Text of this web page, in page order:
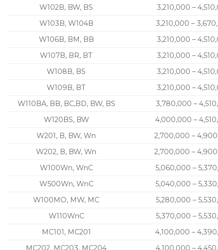
W102B, BW, BS
3,210,000 –
W103B, W104B
3,210,000 –
W106B, BM, BB
3,210,000 –
W107B, BR, BT
3,210,000 –
W108B, BS
3,210,000 –
W109B, BT
3,210,000 –
W110BA, BB, BC,BD, BW, BS
3,780,000 –
W120BS, BW
4,000,000 –
W201, B, BW, Wn
2,700,000 –
W202, B, BW, Wn
2,700,000 –
W100Wn, WnC
5,060,000 –
W500Wn, WnC
5,040,000 –
W100MO, MW, MC
5,280,000 –
W110WnC
5,370,000 –
MC101, MC201
4,100,000 –
MC202, MC203, MC204
4,100,000 –